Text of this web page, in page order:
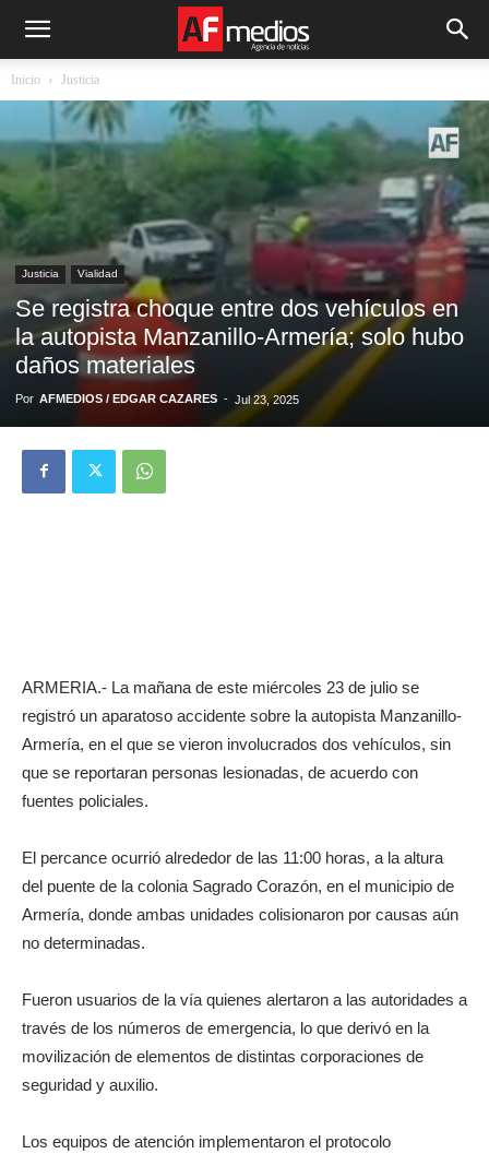
Inicio Justicia
Justicia Vialidad
Se registra choque entre dos vehículos en
la autopista Manzanillo-Armería; solo hubo
daños materiales
Por AFMEDIOS / EDGAR CAZARES - Jul 23, 2025
ARMERIA.- La mañana de este miércoles 23 de julio se
registró un aparatoso accidente sobre la autopista Manzanillo-
Armería, en el que se vieron involucrados dos vehículos, sin
que se reportaran personas lesionadas, de acuerdo con
fuentes policiales.
El percance ocurrió alrededor de las 11:00 horas, a la altura
del puente de la colonia Sagrado Corazón, en el municipio de
Armería, donde ambas unidades colisionaron por causas aún
no determinadas.
Fueron usuarios de la vía quienes alertaron a las autoridades a
través de los números de emergencia, lo que derivó en la
movilización de elementos de distintas corporaciones de
seguridad y auxilio.
Los equipos de atención implementaron el protocolo